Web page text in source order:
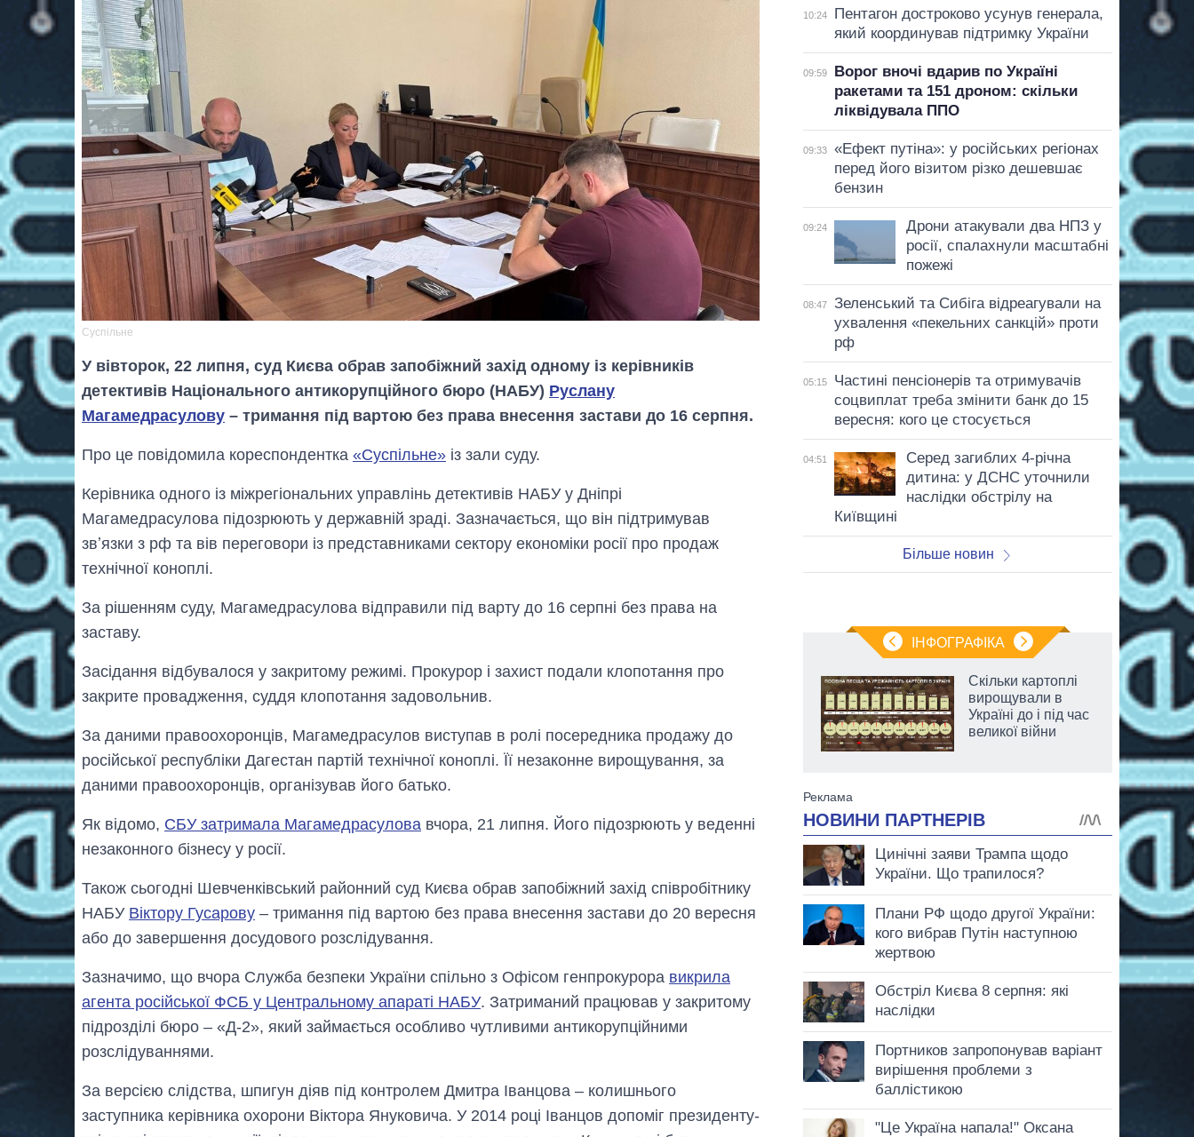
Суспільне
У вівторок, 22 липня, суд Києва обрав запобіжний захід одному із керівників
детективів Національного антикорупційного бюро (НАБУ) Руслану
Магамедрасулову – тримання під вартою без права внесення застави до 16 серпня.
Про це повідомила кореспондентка «Суспільне» із зали суду.
Керівника одного із міжрегіональних управлінь детективів НАБУ у Дніпрі
Магамедрасулова підозрюють у державній зраді. Зазначається, що він підтримував
звʼязки з рф та вів переговори із представниками сектору економіки росії про продаж
технічної коноплі.
За рішенням суду, Магамедрасулова відправили під варту до 16 серпні без права на
заставу.
Засідання відбувалося у закритому режимі. Прокурор і захист подали клопотання про
закрите провадження, суддя клопотання задовольнив.
За даними правоохоронців, Магамедрасулов виступав в ролі посередника продажу до
російської республіки Дагестан партій технічної коноплі. Її незаконне вирощування, за
даними правоохоронців, організував його батько.
Як відомо, СБУ затримала Магамедрасулова вчора, 21 липня. Його підозрюють у веденні
незаконного бізнесу у росії.
Також сьогодні Шевченківський районний суд Києва обрав запобіжний захід співробітнику
НАБУ Віктору Гусарову – тримання під вартою без права внесення застави до 20 вересня
або до завершення досудового розслідування.
Зазначимо, що вчора Служба безпеки України спільно з Офісом генпрокурора викрила
агента російської ФСБ у Центральному апараті НАБУ. Затриманий працював у закритому
підрозділі бюро – «Д-2», який займається особливо чутливими антикорупційними
розслідуваннями.
За версією слідства, шпигун діяв під контролем Дмитра Іванцова – колишнього
заступника керівника охорони Віктора Януковича. У 2014 році Іванцов допоміг президенту-
10:24
Пентагон достроково усунув генерала,
який координував підтримку України
09:59
Ворог вночі вдарив по Україні
ракетами та 151 дроном: скільки
ліквідувала ППО
09:33
«Ефект путіна»: у російських регіонах
перед його візитом різко дешевшає
бензин
09:24
Дрони атакували два НПЗ у
росії, спалахнули масштабні
пожежі
08:47
Зеленський та Сибіга відреагували на
ухвалення «пекельних санкцій» проти
рф
05:15
Частині пенсіонерів та отримувачів
соцвиплат треба змінити банк до 15
вересня: кого це стосується
04:51
Серед загиблих 4-річна
дитина: у ДСНС уточнили
наслідки обстрілу на
Київщині
Більше новин
ІНФОГРАФІКА
Вісім масованих
область стали
головною ціллю
рф
Скільки картоплі
вирощували в
Україні до і під час
великої війни